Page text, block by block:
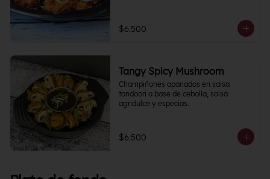
$6.500
Tangy Spicy Mushroom
Champiñones apanados en salsa
tandoori a base de cebolla, salsa
agridulce y especias.
$6.500